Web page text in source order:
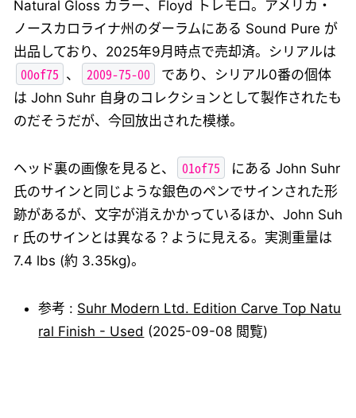
Natural Gloss カラー、Floyd トレモロ。アメリカ・
ノースカロライナ州のダーラムにある Sound Pure が
出品しており、2025年9月時点で売却済。シリアルは
00of75 、 2009-75-00
であり、シリアル0番の個体
は John Suhr 自身のコレクションとして製作されたも
のだそうだが、今回放出された模様。
ヘッド裏の画像を見ると、 01of75
にある John Suhr
氏のサインと同じような銀色のペンでサインされた形
跡があるが、文字が消えかかっているほか、John Suh
r 氏のサインとは異なる？ように見える。実測重量は
7.4 lbs (約 3.35kg)。
参考 : Suhr Modern Ltd. Edition Carve Top Natu
ral Finish - Used (2025-09-08 閲覧)